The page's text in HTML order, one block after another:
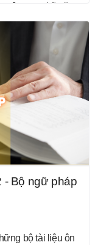
cao kỹ năng
cung cấp các
một mô tả về bộ
- Bộ ngữ pháp
bộ tài liệu ôn